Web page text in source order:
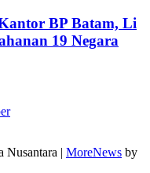
BP Batam, Li
19 Negara
Nusantara | MoreNews by